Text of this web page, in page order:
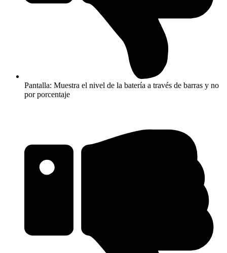
Pantalla: Muestra el nivel de la batería a través de barras y no
por porcentaje